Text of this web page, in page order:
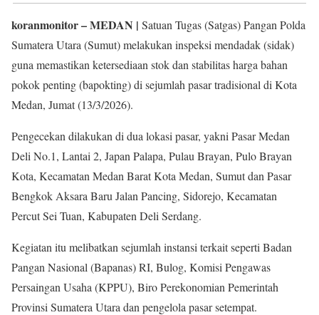
koranmonitor– MEDAN | Satuan Tugas (Satgas) Pangan Polda
Sumatera Utara (Sumut) melakukan inspeksi mendadak (sidak)
guna memastikan ketersediaan stok dan stabilitas harga bahan
pokok penting (bapokting) di sejumlah pasar tradisional di Kota
Medan, Jumat (13/3/2026).
Pengecekan dilakukan di dua lokasi pasar, yakni Pasar Medan
Deli No.1, Lantai 2, Japan Palapa, Pulau Brayan, Pulo Brayan
Kota, Kecamatan Medan Barat Kota Medan, Sumut dan Pasar
Bengkok Aksara Baru Jalan Pancing, Sidorejo, Kecamatan
Percut Sei Tuan, Kabupaten Deli Serdang.
Kegiatan itu melibatkan sejumlah instansi terkait seperti Badan
Pangan Nasional (Bapanas) RI, Bulog, Komisi Pengawas
Persaingan Usaha (KPPU), Biro Perekonomian Pemerintah
Provinsi Sumatera Utara dan pengelola pasar setempat.